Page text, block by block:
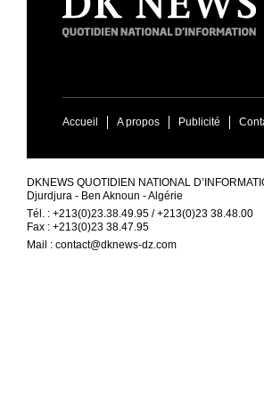
Accueil A propos Publicité
DKNEWS QUOTIDIEN NATIONAL
Djurdjura - Ben Aknoun - Algérie
Tél. : +213(0)23.38.49.95 / +213(0)23 38.48.00
Fax : +213(0)23 38.47.95
Mail : contact@dknews-dz.com